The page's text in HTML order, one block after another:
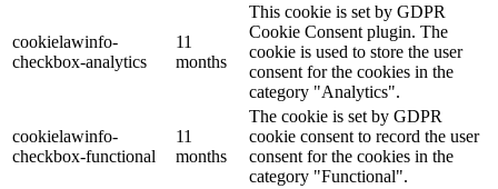
cookielawinfo-
checkbox-analytics
11
months
This cookie is set by GDPR
Cookie Consent plugin. The
cookie is used to store the user
consent for the cookies in the
category "Analytics".
cookielawinfo-
checkbox-functional
11
months
The cookie is set by GDPR
cookie consent to record the user
consent for the cookies in the
category "Functional".